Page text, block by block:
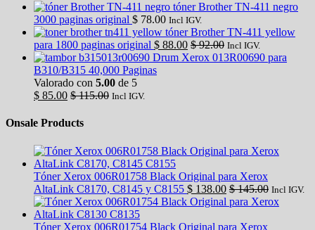
tóner Brother TN-411 negro
3000 paginas original $ 78.00 Incl IGV.
tóner Brother TN-411 yellow
para 1800 paginas original $ 88.00 $92.00 Incl IGV.
Drum Xerox 013R00690 para
B310/B315 40,000 Paginas
Valorado con 5.00 de 5
$ 85.00 $115.00 Incl IGV.
Onsale Products
Tóner Xerox 006R01758 Black Original para Xerox
AltaLink C8170, C8145 y C8155 $ 138.00 $145.00 Incl IGV.
Tóner Xerox 006R01754 Black Original para Xerox